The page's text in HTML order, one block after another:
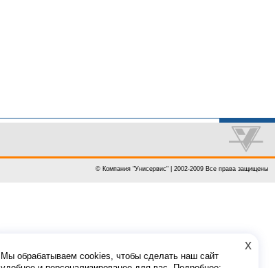
x
Мы обрабатываем cookies, чтобы сделать наш сайт
© Компания "Унисервис" | 2002-2009 Все права защищены